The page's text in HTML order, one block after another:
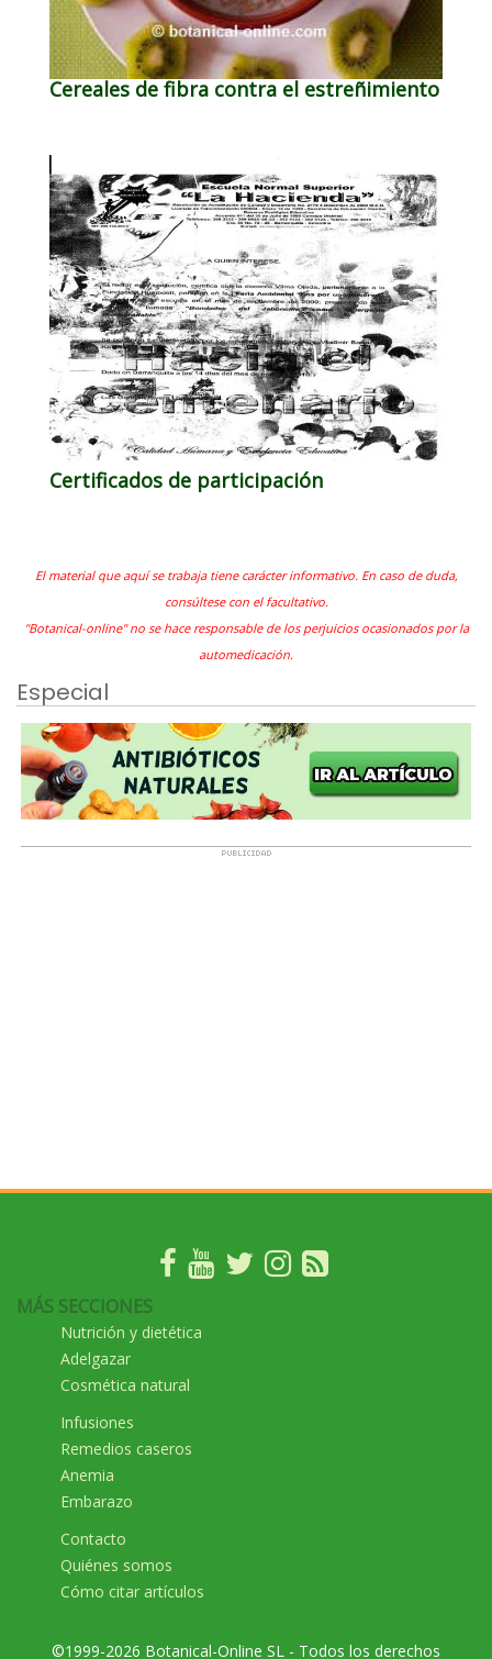
Cereales de fibra contra el estreñimiento
Certificados de participación
El material que aquí se trabaja tiene carácter informativo. En caso de duda,
consúltese con el facultativo.
"Botanical-online" no se hace responsable de los perjuicios ocasionados por la
automedicación.
Especial
MÁS SECCIONES
Nutrición y dietética
Adelgazar
Cosmética natural
Infusiones
Remedios caseros
Anemia
Embarazo
Contacto
Quiénes somos
Cómo citar artículos
©1999-2026 Botanical-Online SL - Todos los derechos